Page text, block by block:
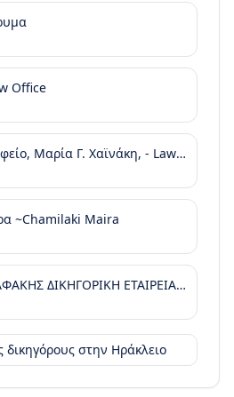
Office
Δικηγορικό Γραφείο, Μαρία Γ. Χαϊνάκη, - Law Office, Maria G. Chainaki
~Chamilaki Maira
ΓΕΩΡΓΙΟΣ ΜΠΑΦΑΚΗΣ ΔΙΚΗΓΟΡΙΚΗ ΕΤΑΙΡΕΙΑ, Bafakis Law Office
δικηγόρους στην Ηράκλειο